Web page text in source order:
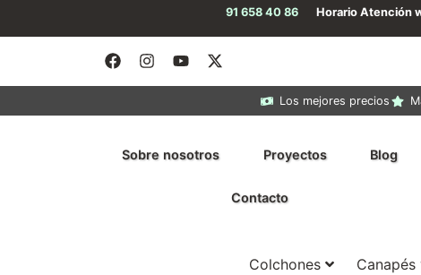
91 658 40 86 Horario Atención
Los mejores precios
Sobre nosotros Proyectos Blog
Contacto
Colchones Canapés